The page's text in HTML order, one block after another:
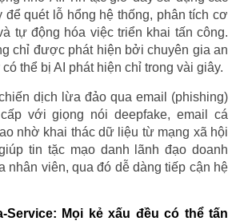
để quét lỗ hổng hệ thống, phân tích cơ
tự động hóa việc triển khai tấn công.
chỉ được phát hiện bởi chuyên gia an
thể bị AI phát hiện chỉ trong vài giây.
dịch lừa đảo qua email (phishing)
với giọng nói deepfake, email cá
nhờ khai thác dữ liệu từ mạng xã hội
tin tặc mạo danh lãnh đạo doanh
nhân viên, qua đó dễ dàng tiếp cận hệ
Service: Mọi kẻ xấu đều có thể tấn